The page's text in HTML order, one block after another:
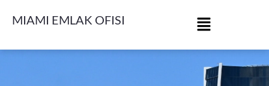
MIAMI EMLAK OFISI